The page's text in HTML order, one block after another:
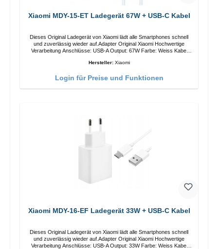
Xiaomi MDY-15-ET Ladegerät 67W + USB-C Kabel
Dieses Original Ladegerät von Xiaomi lädt alle Smartphones schnell
und zuverlässig wieder auf.Adapter Original Xiaomi Hochwertige
Verarbeitung Anschlüsse: USB-A Output: 67W Farbe: Weiss Kabel
Hersteller: Xiaomi
Login für Preise und Funktionen
Xiaomi MDY-16-EF Ladegerät 33W + USB-C Kabel
Dieses Original Ladegerät von Xiaomi lädt alle Smartphones schnell
und zuverlässig wieder auf.Adapter Original Xiaomi Hochwertige
Verarbeitung Anschlüsse: USB-A Output: 33W Farbe: Weiss Kabel